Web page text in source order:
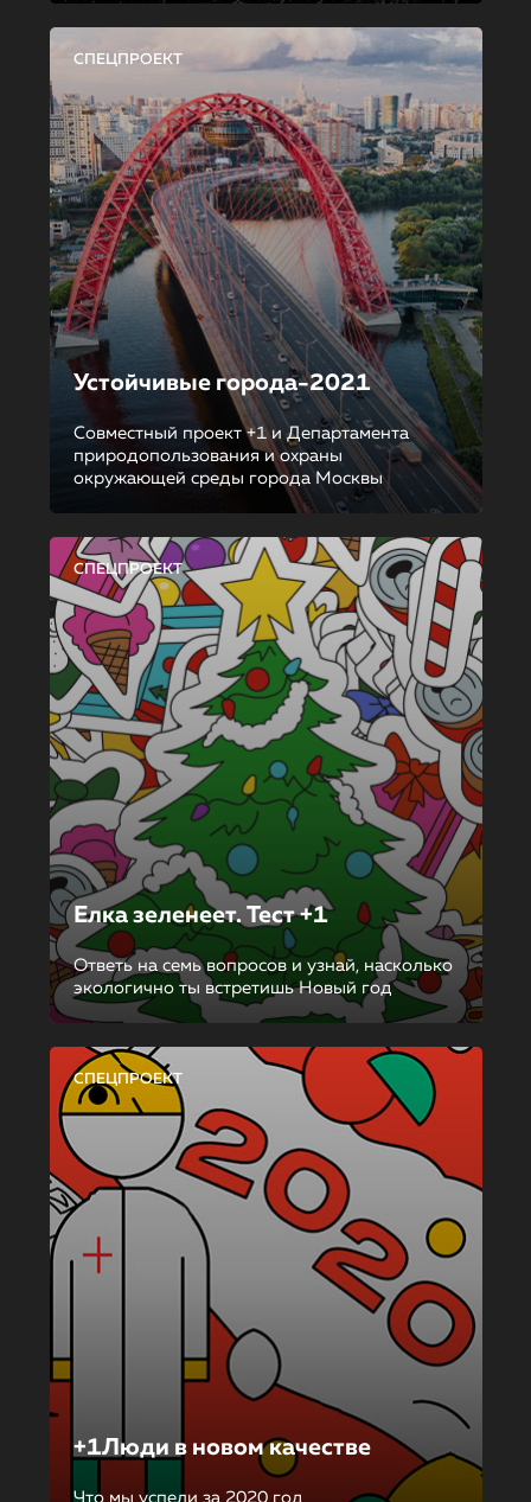
СПЕЦПРОЕКТ
Устойчивые города-2021
Совместный проект +1 и Департамента
природопользования и охраны
окружающей среды города Москвы
СПЕЦПРОЕКТ
Елка зеленеет. Тест +1
Ответь на семь вопросов и узнай, насколько
экологично ты встретишь Новый год
СПЕЦПРОЕКТ
+1Люди в новом качестве
Что мы успели за 2020 год